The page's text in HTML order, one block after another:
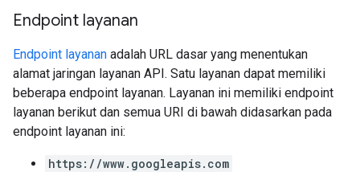
Endpoint layanan
Endpoint layanan adalah URL dasar yang menentukan
alamat jaringan layanan API. Satu layanan dapat memiliki
beberapa endpoint layanan. Layanan ini memiliki endpoint
layanan berikut dan semua URI di bawah didasarkan pada
endpoint layanan ini:
https://www.googleapis.com